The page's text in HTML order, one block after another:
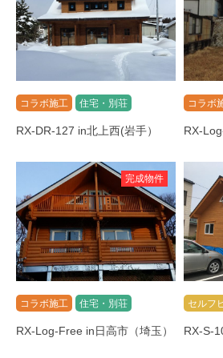
コラボ施工 住宅・別荘
RX-DR-127 in北上西(岩手）
コラボ
RX-
完成物件
コラボ施工 住宅・別荘
RX-Log-Free in日高市（埼玉）
セルフ
RX-S-